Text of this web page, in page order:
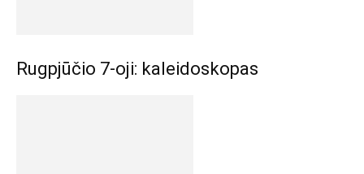
Rugpjūčio 7-oji: kaleidoskopas